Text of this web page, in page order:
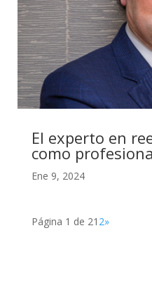
El experto en
como
Ene 9, 2024
Página 1 de 21 2»